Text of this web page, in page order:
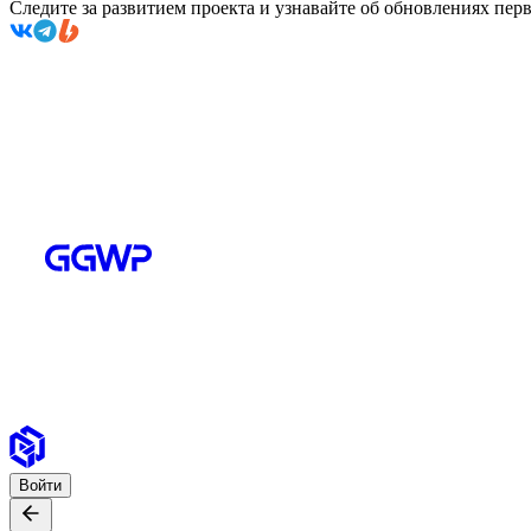
Следите за развитием проекта и узнавайте об обновлениях
Войти